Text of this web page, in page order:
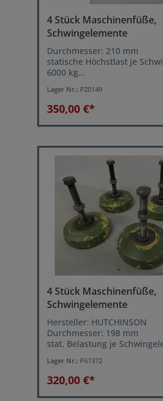
4 Stück Maschinenfüße,
Schwingelemente
Durchmesser: 210 mm
statische Höchstlast je
6000 kg
Stellschraube
Lager Nr.: P20149
350,00 €*
4 Stück Maschinenfüße,
Schwingelemente
Hersteller: HUTCHINSON
Durchmesser: 198 mm
stat. Belastung je
Lager Nr.: P61372
320,00 €*